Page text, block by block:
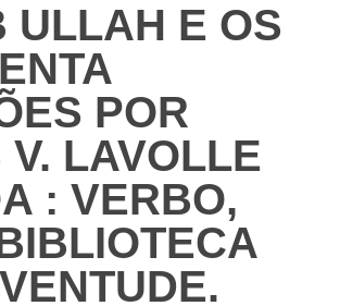
ULLAH E OS
POR
V. LAVOLLE
: VERBO,